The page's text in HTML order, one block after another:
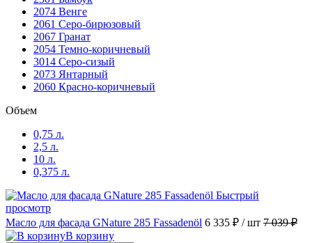
2074 Венге
2061 Серо-бирюзовый
2067 Гранат
2054 Темно-коричневый
3014 Серо-сизый
2073 Янтарный
2060 Красно-коричневый
Объем
0,75 л.
2,5 л.
10 л.
0,375 л.
Быстрый
просмотр
Масло для фасада GNature 285 Fassadenöl 6 335 ₽ / шт 7 039 ₽
В корзину